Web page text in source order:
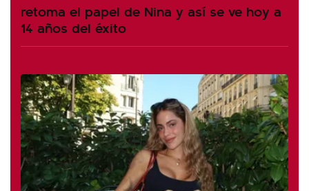
retoma el papel de Nina y así se ve hoy a
14 años del éxito